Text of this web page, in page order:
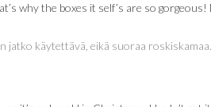
why the boxes it self’s are so
käytettävä, eikä suoraa